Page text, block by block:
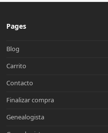
Pages
Blog
Carrito
Contacto
Finalizar compra
Genealogista